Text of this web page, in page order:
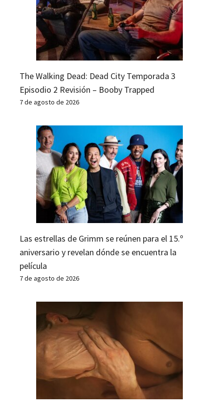
The Walking Dead: Dead City Temporada 3
Episodio 2 Revisión – Booby Trapped
7 de agosto de 2026
Las estrellas de Grimm se reúnen para el 15.º
aniversario y revelan dónde se encuentra la
película
7 de agosto de 2026